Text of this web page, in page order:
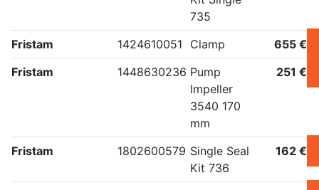
735
Fristam 1424610051 Clamp
655 €
Fristam
1448630236 Pump
Impeller
3540 170
mm
251 €
Fristam 1802600579 Single Seal
Kit 736
162 €